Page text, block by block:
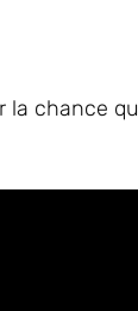
chance